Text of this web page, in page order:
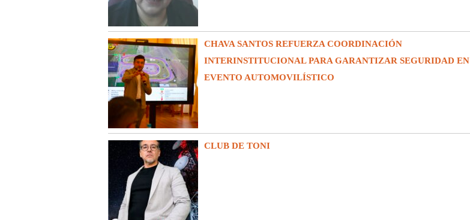
CHAVA SANTOS REFUERZA COORDINACIÓN
INTERINSTITUCIONAL PARA GARANTIZAR SEGURIDAD EN
EVENTO AUTOMOVILÍSTICO
CLUB DE TONI